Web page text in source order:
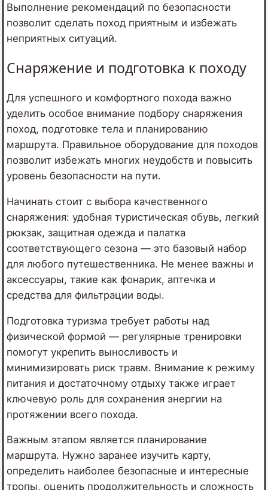
Выполнение рекомендаций по безопасности
позволит сделать поход приятным и избежать
неприятных ситуаций.
Снаряжение и подготовка к походу
Для успешного и комфортного похода важно
уделить особое внимание подбору снаряжения
поход, подготовке тела и планированию
маршрута. Правильное оборудование для походов
позволит избежать многих неудобств и повысить
уровень безопасности на пути.
Начинать стоит с выбора качественного
снаряжения: удобная туристическая обувь, легкий
рюкзак, защитная одежда и палатка
соответствующего сезона — это базовый набор
для любого путешественника. Не менее важны и
аксессуары, такие как фонарик, аптечка и
средства для фильтрации воды.
Подготовка туризма требует работы над
физической формой — регулярные тренировки
помогут укрепить выносливость и
минимизировать риск травм. Внимание к режиму
питания и достаточному отдыху также играет
ключевую роль для сохранения энергии на
протяжении всего похода.
Важным этапом является планирование
маршрута. Нужно заранее изучить карту,
определить наиболее безопасные и интересные
тропы, оценить продолжительность и сложность